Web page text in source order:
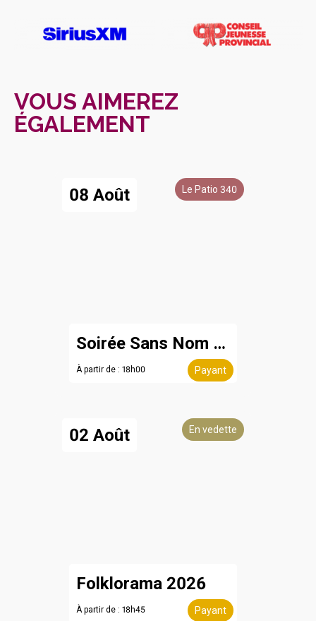
VOUS AIMEREZ
ÉGALEMENT
08 Août Le Patio 340
Soirée Sans Nom - 8 août
À partir de : 18h00 Payant
02 Août En vedette
Folklorama 2026
À partir de : 18h45 Payant